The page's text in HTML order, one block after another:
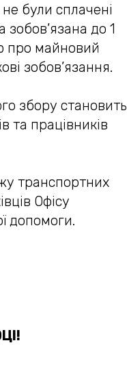
були сплачені
зобов’язана до 1
про майновий
зобов’язання.
збору становить
та працівників
транспортних
Офісу
допомоги.